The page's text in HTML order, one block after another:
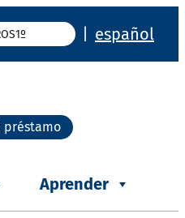
español
préstamo
Aprender